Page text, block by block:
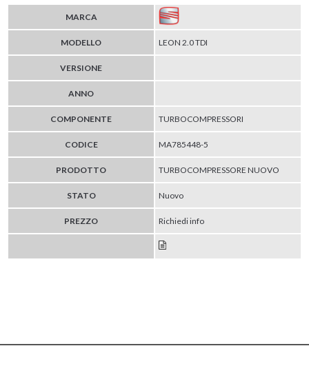
MARCA
MODELLO LEON 2.0 TDI
VERSIONE
ANNO
COMPONENTE TURBOCOMPRESSORI
CODICE MA785448-5
PRODOTTO TURBOCOMPRESSORE NUOVO
STATO Nuovo
PREZZO Richiedi info